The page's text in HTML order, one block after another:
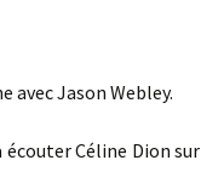
avec Jason Webley.
écouter Céline Dion sur